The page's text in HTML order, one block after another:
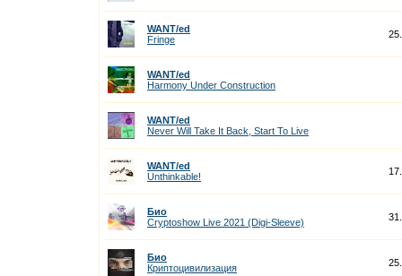
WANT/ed
Fringe
WANT/ed
Harmony Under Construction
WANT/ed
Never Will Take It Back, Start To Live
WANT/ed
Unthinkable!
Био
Cryptoshow Live 2021 (Digi-Sleeve)
Био
Криптоцивилизация